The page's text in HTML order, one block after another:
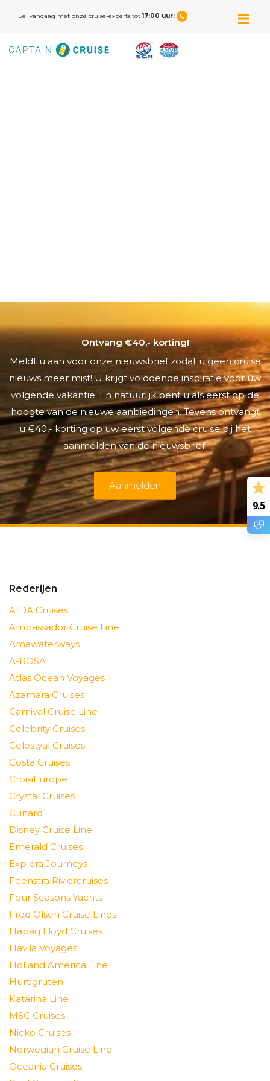
Bel vandaag met onze cruise-experts tot17:00 uur:
9.5
Ontvang €40,- korting!
Meldt u aan voor onze nieuwsbrief zodat u geen cruise
nieuws meer mist! U krijgt voldoende inspiratie voor uw
volgende vakantie. En natuurlijk bent u als eerst op de
hoogte van de nieuwe aanbiedingen. Tevens ontvangt
u €40,- korting op uw eerst volgende cruise bij het
aanmelden van de nieuwsbrief!
Aanmelden
Rederijen
AIDA Cruises
Ambassador Cruise Line
Amawaterways
A-ROSA
Atlas Ocean Voyages
Azamara Cruises
Carnival Cruise Line
Celebrity Cruises
Celestyal Cruises
Costa Cruises
CroisiEurope
Crystal Cruises
Cunard
Disney Cruise Line
Emerald Cruises
Explora Journeys
Feenstra Riviercruises
Four Seasons Yachts
Fred Olsen Cruise Lines
Hapag Lloyd Cruises
Havila Voyages
Holland America Line
Hurtigruten
Katarina Line
MSC Cruises
Nicko Cruises
Norwegian Cruise Line
Oceania Cruises